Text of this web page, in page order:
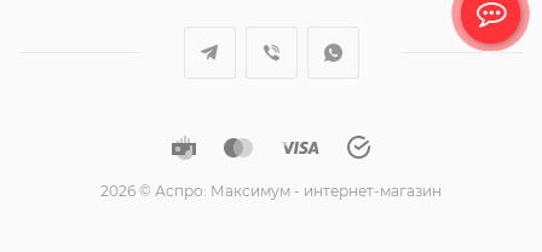
2026 © Аспро: Максимум - интернет-магазин